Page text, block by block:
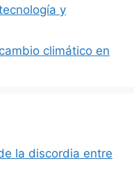
y
climático en
la discordia entre